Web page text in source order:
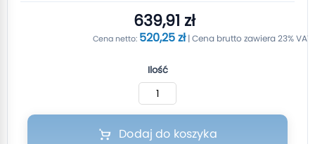
639,91 zł
520,25 zł
Ilość
Dodaj do koszyka